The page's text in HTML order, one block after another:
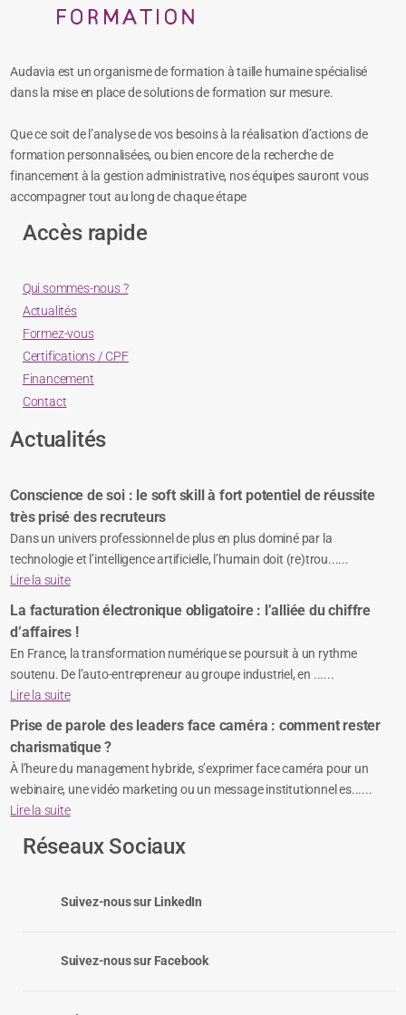
Audavia est un organisme de formation à taille humaine spécialisé
dans la mise en place de solutions de formation sur mesure.
Que ce soit de l’analyse de vos besoins à la réalisation d’actions de
formation personnalisées, ou bien encore de la recherche de
financement à la gestion administrative, nos équipes sauront vous
accompagner tout au long de chaque étape
Accès rapide
Qui sommes-nous ?
Actualités
Formez-vous
Certifications / CPF
Financement
Contact
Actualités
Conscience de soi : le soft skill à fort potentiel de réussite
très prisé des recruteurs
Dans un univers professionnel de plus en plus dominé par la
technologie et l’intelligence artificielle, l’humain doit (re)trou......
Lire la suite
La facturation électronique obligatoire : l’alliée du chiffre
d’affaires !
En France, la transformation numérique se poursuit à un rythme
soutenu. De l’auto-entrepreneur au groupe industriel, en ......
Lire la suite
Prise de parole des leaders face caméra : comment rester
charismatique ?
À l’heure du management hybride, s’exprimer face caméra pour un
webinaire, une vidéo marketing ou un message institutionnel es......
Lire la suite
Réseaux Sociaux
Suivez-nous sur LinkedIn
Suivez-nous sur Facebook